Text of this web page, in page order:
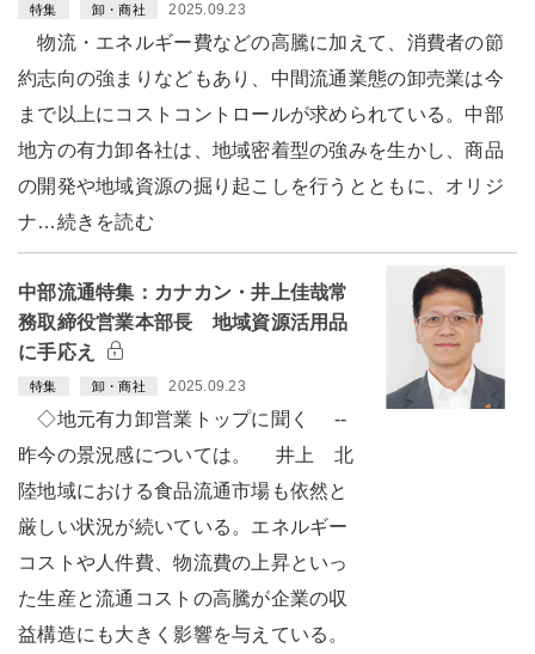
特集 卸・商社 2025.09.23
物流・エネルギー費などの高騰に加えて、消費者の節
約志向の強まりなどもあり、中間流通業態の卸売業は今
まで以上にコストコントロールが求められている。中部
地方の有力卸各社は、地域密着型の強みを生かし、商品
の開発や地域資源の掘り起こしを行うとともに、オリジ
ナ…続きを読む
中部流通特集：カナカン・井上佳哉常
務取締役営業本部長 地域資源活用品
に手応え
特集 卸・商社 2025.09.23
◇地元有力卸営業トップに聞く --
昨今の景況感については。 井上 北
陸地域における食品流通市場も依然と
厳しい状況が続いている。エネルギー
コストや人件費、物流費の上昇といっ
た生産と流通コストの高騰が企業の収
益構造にも大きく影響を与えている。